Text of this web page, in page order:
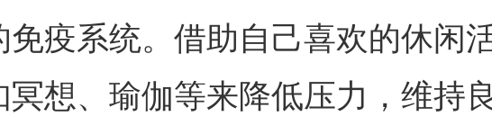
免疫系统。借助自己喜欢的休闲
冥想、瑜伽等来降低压力，维持